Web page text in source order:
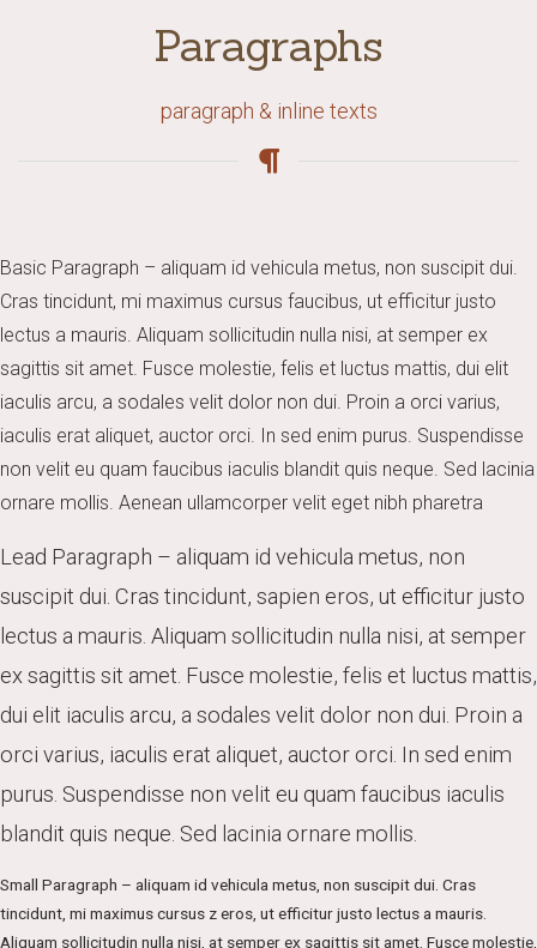
Paragraphs
paragraph & inline texts
Basic Paragraph – aliquam id vehicula metus, non suscipit dui.
Cras tincidunt, mi maximus cursus faucibus, ut efficitur justo
lectus a mauris. Aliquam sollicitudin nulla nisi, at semper ex
sagittis sit amet. Fusce molestie, felis et luctus mattis, dui elit
iaculis arcu, a sodales velit dolor non dui. Proin a orci varius,
iaculis erat aliquet, auctor orci. In sed enim purus. Suspendisse
non velit eu quam faucibus iaculis blandit quis neque. Sed lacinia
ornare mollis. Aenean ullamcorper velit eget nibh pharetra
Lead Paragraph – aliquam id vehicula metus, non
suscipit dui. Cras tincidunt, sapien eros, ut efficitur justo
lectus a mauris. Aliquam sollicitudin nulla nisi, at semper
ex sagittis sit amet. Fusce molestie, felis et luctus mattis,
dui elit iaculis arcu, a sodales velit dolor non dui. Proin a
orci varius, iaculis erat aliquet, auctor orci. In sed enim
purus. Suspendisse non velit eu quam faucibus iaculis
blandit quis neque. Sed lacinia ornare mollis.
Small Paragraph – aliquam id vehicula metus, non suscipit dui. Cras
tincidunt, mi maximus cursus z eros, ut efficitur justo lectus a mauris.
Aliquam sollicitudin nulla nisi, at semper ex sagittis sit amet. Fusce molestie,